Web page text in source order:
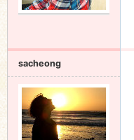
sacheong